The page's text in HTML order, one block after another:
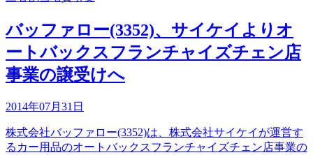
バッファロー(3352)、サイケイよりオ
ートバックスフランチャイズチェン店
事業の譲受けへ
2014年07月31日
株式会社バッファロー(3352)は、株式会社サイケイが運営す
るカー用品のオートバックスフランチャイズチェン店事業の